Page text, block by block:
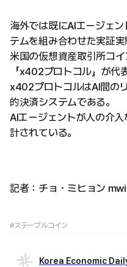
海外では既にAIエージェ
テムを組み合わせた実証実
米国の仮想資産取引所コ
「x402プロトコル」が代
x402プロトコルはAI間の
的決済システムである。
AIエージェントが人の介
計されている。
記者：チョ・ミヒョン
#ステーブルコイン
Korea Economic